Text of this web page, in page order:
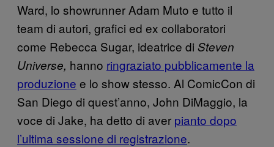
Ward, lo showrunner Adam Muto e tutto il
team di autori, grafici ed ex collaboratori
come Rebecca Sugar, ideatrice di Steven
Universe, hanno ringraziato pubblicamente la
produzione e lo show stesso. Al ComicCon di
San Diego di quest’anno, John DiMaggio, la
voce di Jake, ha detto di aver pianto dopo
l’ultima sessione di registrazione.